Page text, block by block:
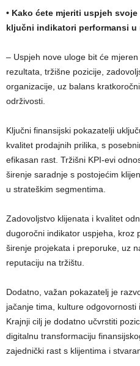
• Kako ćete mjeriti uspjeh
ključni indikatori performansi u
– Uspjeh nove uloge bit će
rezultata, tržišne pozicije,
organizacije, uz balans
održivosti.
Ključni finansijski pokazatelji
kvalitet prodajnih prilika, s
efikasan rast. Tržišni KPI-evi
širenje saradnje s postojećim
u strateškim segmentima.
Zadovoljstvo klijenata i kvalitet
dugoročni indikator uspjeha, kroz
širenje projekata i preporuke, uz
reputaciju na tržištu.
Dodatno, važan pokazatelj je
jačanje tima, kulture odgovornosti
Krajnji cilj je dodatno učvrstiti
digitalnu transformaciju
zajednički rast s klijentima i